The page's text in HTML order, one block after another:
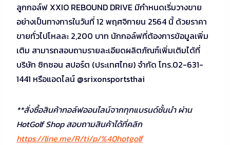
ลูกกอล์ฟ XXIO REBOUND DRIVE มีกำหนดเริ่มวางขาย
อย่างเป็นทางการในวันที่ 12 พฤศจิกายน 2564 นี้ ด้วยราคา
ขายทั่วไปโหลละ 2,200 บาท นักกอล์ฟที่ต้องการข้อมูลเพิ่ม
เติม สามารถสอบถามรายละเอียดผลิตภัณฑ์เพิ่มเติมได้ที่
บริษัท ซิกซอน สปอร์ต (ประเทศไทย) จำกัด โทร.02-631-
1441 หรือแอดไลน์ @srixonsportsthai
**สั่งซื้อสินค้ากอล์ฟออนไลน์จากทุกแบรนด์ชั้นนำ ผ่าน
HotGolf Shop สอบถามสินค้าได้ที่คลิก
https://line.me/R/ti/p/%40hotgolf